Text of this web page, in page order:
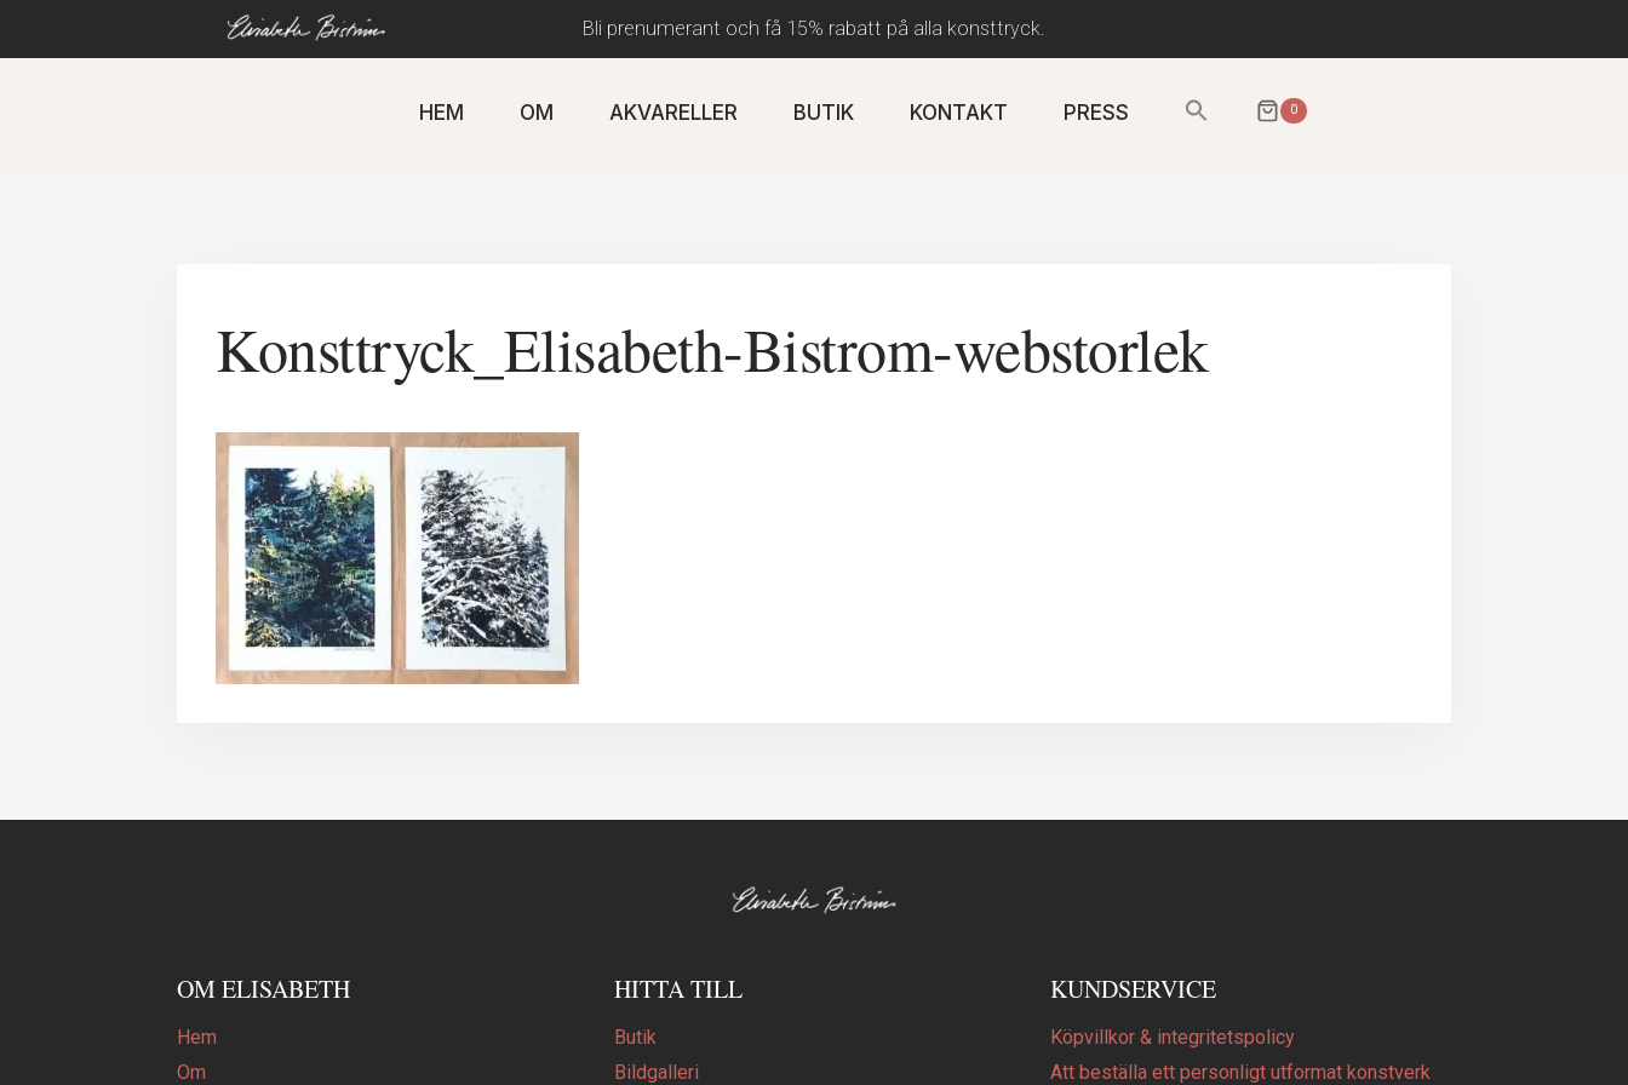
Bli prenumerant och få 15% rabatt på alla konsttryck.
HEM OM AKVARELLER BUTIK KONTAKT PRESS
Sök
efter:
0
Konsttryck_Elisabeth-Bistrom-webstorlek
OM ELISABETH
Hem
Om
HITTA TILL
Butik
Bildgalleri
KUNDSERVICE
Köpvillkor & integritetspolicy
Att beställa ett personligt utformat konstverk